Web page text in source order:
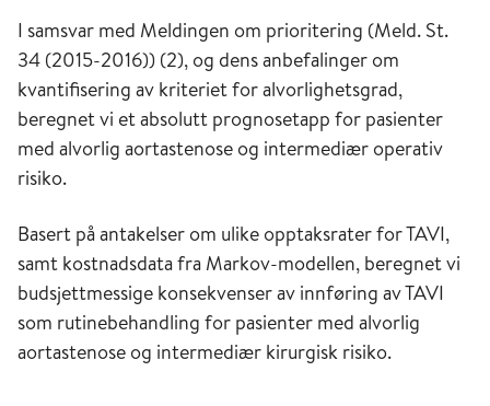
I samsvar med Meldingen om prioritering (Meld. St.
34 (2015-2016)) (2), og dens anbefalinger om
kvantifisering av kriteriet for alvorlighetsgrad,
beregnet vi et absolutt prognosetapp for pasienter
med alvorlig aortastenose og intermediær operativ
risiko.
Basert på antakelser om ulike opptaksrater for TAVI,
samt kostnadsdata fra Markov-modellen, beregnet vi
budsjettmessige konsekvenser av innføring av TAVI
som rutinebehandling for pasienter med alvorlig
aortastenose og intermediær kirurgisk risiko.